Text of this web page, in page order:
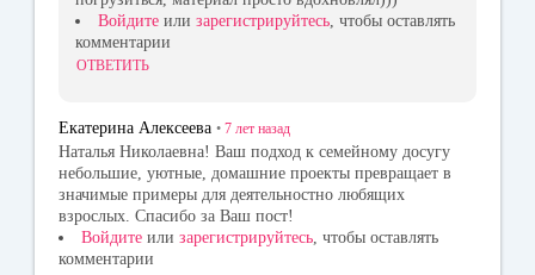
Войдите или зарегистрируйтесь , чтобы оставлять
комментарии
ОТВЕТИТЬ
Екатерина Алексеева • 7 лет назад
Наталья Николаевна! Ваш подход к семейному досугу
небольшие, уютные, домашние проекты превращает в
значимые примеры для деятельностно любящих
взрослых. Спасибо за Ваш пост!
Войдите или зарегистрируйтесь, чтобы оставлять
комментарии